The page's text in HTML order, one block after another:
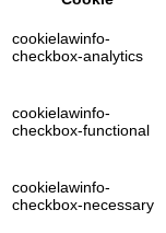
cookielawinfo-
checkbox-analytics
cookielawinfo-
checkbox-functional
cookielawinfo-
checkbox-necessary